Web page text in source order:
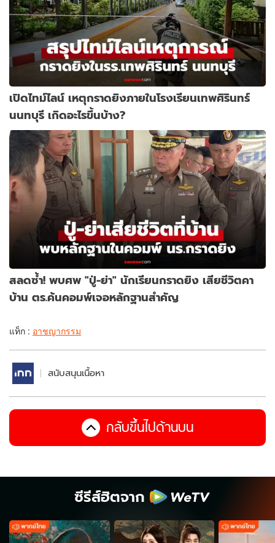
เปิดไทม์ไลน์ เหตุกราดยิงภายในโรงเรียนเทพศิรินทร์
นนทบุรี เกิดอะไรขึ้นบ้าง?
สลดซ้ำ! พบศพ "ปู่-ย่า" นักเรียนกราดยิง เสียชีวิตคา
บ้าน ตร.ค้นคอมพ์เจอหลักฐานสำคัญ
แท็ก : อาชญากรรม
สนับสนุนเนื้อหา
กลับขึ้นไปด้านบน
ซีรีส์ฮิตจาก